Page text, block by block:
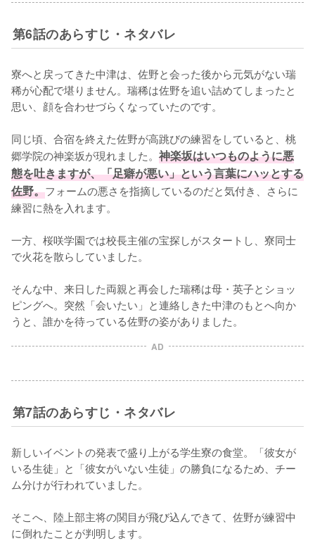
第6話のあらすじ・ネタバレ
寮へと戻ってきた中津は、佐野と会った後から元気がない瑞
稀が心配で堪りません。瑞稀は佐野を追い詰めてしまったと
思い、顔を合わせづらくなっていたのです。
同じ頃、合宿を終えた佐野が高跳びの練習をしていると、桃
郷学院の神楽坂が現れました。 神楽坂はいつものように悪
態を吐きますが、「足癖が悪い」という言葉にハッとする
佐野。フォームの悪さを指摘しているのだと気付き、さらに
練習に熱を入れます。
一方、桜咲学園では校長主催の宝探しがスタートし、寮同士
で火花を散らしていました。
そんな中、来日した両親と再会した瑞稀は母・英子とショッ
ピングへ。突然「会いたい」と連絡しきた中津のもとへ向か
うと、誰かを待っている佐野の姿がありました。
AD
第7話のあらすじ・ネタバレ
新しいイベントの発表で盛り上がる学生寮の食堂。「彼女が
いる生徒」と「彼女がいない生徒」の勝負になるため、チー
ム分けが行われていました。
そこへ、陸上部主将の関目が飛び込んできて、佐野が練習中
に倒れたことが判明します。